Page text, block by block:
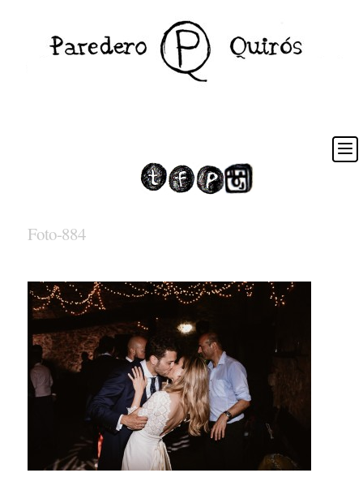
Foto-884